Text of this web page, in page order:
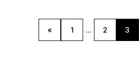
« 1 ... 2 3